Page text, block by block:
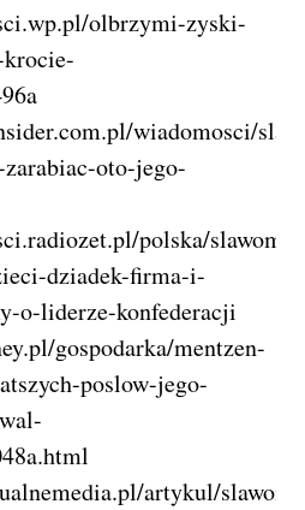
olbrzymi-zyski-
wiadomosci/
oto-jego-
polska/slawomir-
dziadek-firma-i-
o-liderze-konfederacji
gospodarka/mentzen-
poslow-jego-
artykul/